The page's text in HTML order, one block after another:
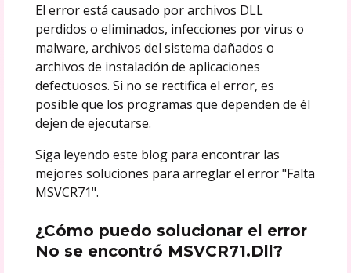
El error está causado por archivos DLL
perdidos o eliminados, infecciones por virus o
malware, archivos del sistema dañados o
archivos de instalación de aplicaciones
defectuosos. Si no se rectifica el error, es
posible que los programas que dependen de él
dejen de ejecutarse.
Siga leyendo este blog para encontrar las
mejores soluciones para arreglar el error "Falta
MSVCR71".
¿Cómo puedo solucionar el error
No se encontró MSVCR71.Dll?